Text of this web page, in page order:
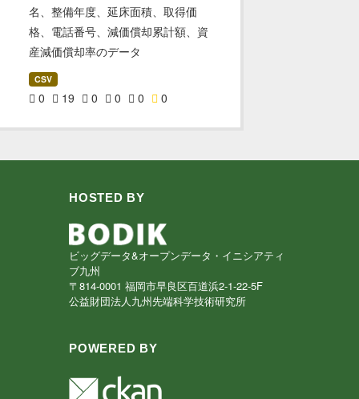
名、整備年度、延床面積、取得価
格、電話番号、減価償却累計額、資
産減価償却率のデータ
CSV
0 19 0 0 0 0
HOSTED BY
ビッグデータ&オープンデータ・イニシアティ
ブ九州
〒814-0001 福岡市早良区百道浜2-1-22-5F
公益財団法人九州先端科学技術研究所
POWERED BY